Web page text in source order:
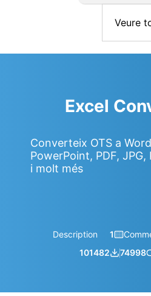
Veure
Excel
Converteix OTS a
PowerPoint, PDF, JPG,
i molt més
Description 1
101482
74998